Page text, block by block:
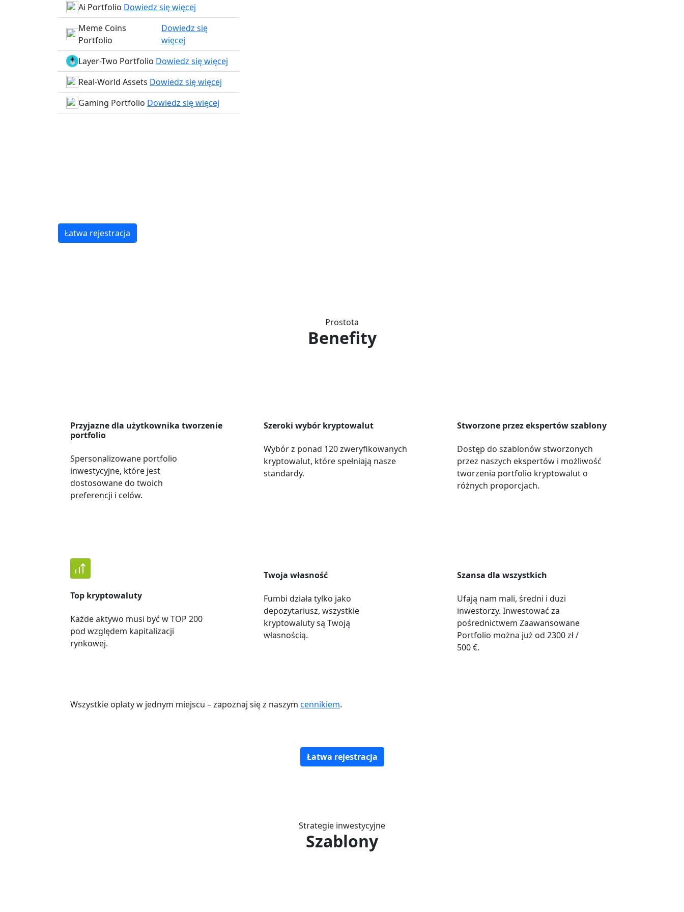
Ai Portfolio Dowiedz się więcej
Meme Coins
Portfolio
Dowiedz się
więcej
Layer-Two Portfolio Dowiedz się więcej
Real-World Assets Dowiedz się więcej
Gaming Portfolio Dowiedz się więcej
Łatwa rejestracja
Prostota
Benefity
Przyjazne dla użytkownika tworzenie
portfolio
Spersonalizowane portfolio
inwestycyjne, które jest
dostosowane do twoich
preferencji i celów.
Szeroki wybór kryptowalut
Wybór z ponad 120 zweryfikowanych
kryptowalut, które spełniają nasze
standardy.
Stworzone przez ekspertów szablony
Dostęp do szablonów stworzonych
przez naszych ekspertów i możliwość
tworzenia portfolio kryptowalut o
różnych proporcjach.
Top kryptowaluty
Każde aktywo musi być w TOP 200
pod względem kapitalizacji
rynkowej.
Twoja własność
Fumbi działa tylko jako
depozytariusz, wszystkie
kryptowaluty są Twoją
własnością.
Szansa dla wszystkich
Ufają nam mali, średni i duzi
inwestorzy. Inwestować za
pośrednictwem Zaawansowane
Portfolio można już od 2300 zł /
500 €.
Wszystkie opłaty w jednym miejscu – zapoznaj się z naszym cennikiem.
Łatwa rejestracja
Strategie inwestycyjne
Szablony